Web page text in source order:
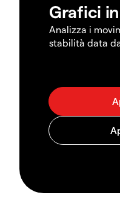
Grafici
Analizza i
stabilità data